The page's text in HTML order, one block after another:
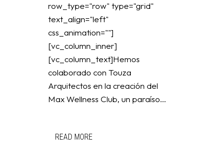
row_type="row" type="grid"
text_align="left"
css_animation=""]
[vc_column_inner]
[vc_column_text]Hemos
colaborado con Touza
Arquitectos en la creación del
Max Wellness Club, un paraíso...
READ MORE